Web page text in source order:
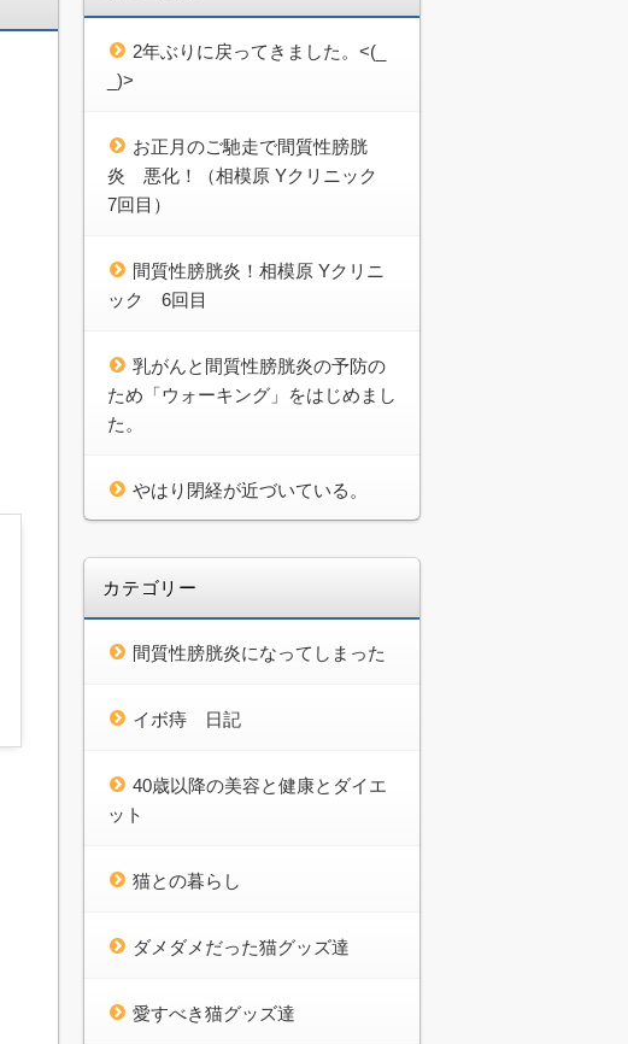
2年ぶりに戻ってきました。<(_
_)>
お正月のご馳走で間質性膀胱
炎 悪化！（相模原 Yクリニック
7回目）
間質性膀胱炎！相模原 Yクリニ
ック 6回目
乳がんと間質性膀胱炎の予防の
ため「ウォーキング」をはじめまし
た。
やはり閉経が近づいている。
カテゴリー
間質性膀胱炎になってしまった
イボ痔 日記
40歳以降の美容と健康とダイエ
ット
猫との暮らし
ダメダメだった猫グッズ達
愛すべき猫グッズ達